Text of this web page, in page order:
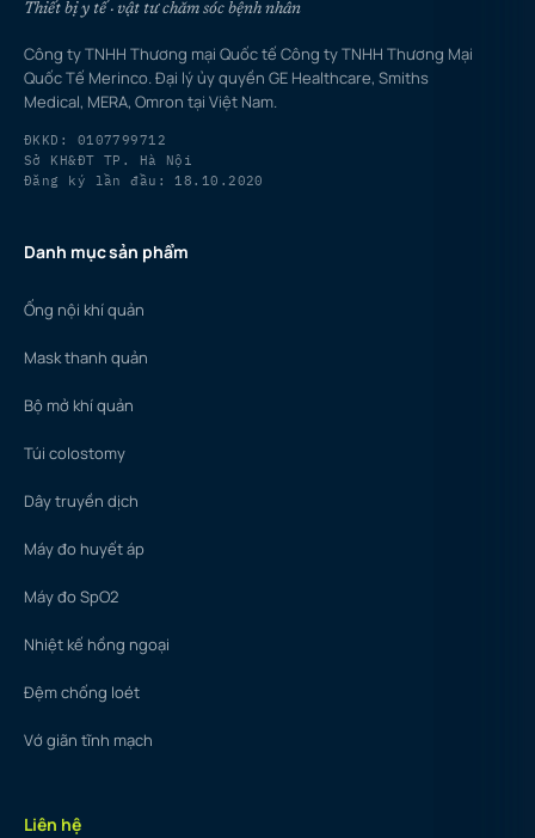
Thiết bị y tế · vật tư chăm sóc bệnh nhân
Công ty TNHH Thương mại Quốc tế Công ty TNHH Thương Mại
Quốc Tế Merinco. Đại lý ủy quyền GE Healthcare, Smiths
Medical, MERA, Omron tại Việt Nam.
ĐKKD: 0107799712
Sở KH&ĐT TP. Hà Nội
Đăng ký lần đầu: 18.10.2020
Danh mục sản phẩm
Ống nội khí quản
Mask thanh quản
Bộ mở khí quản
Túi colostomy
Dây truyền dịch
Máy đo huyết áp
Máy đo SpO2
Nhiệt kế hồng ngoại
Đệm chống loét
Vớ giãn tĩnh mạch
Liên hệ